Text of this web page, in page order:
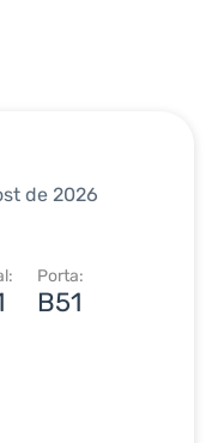
de 2026
Porta:
B51